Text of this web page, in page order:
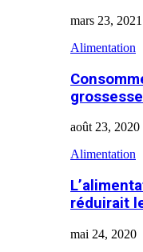
mars 23, 2021
Alimentation
août 23, 2020
Alimentation
réduirait
mai 24, 2020